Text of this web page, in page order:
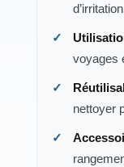
voyages
nettoyer